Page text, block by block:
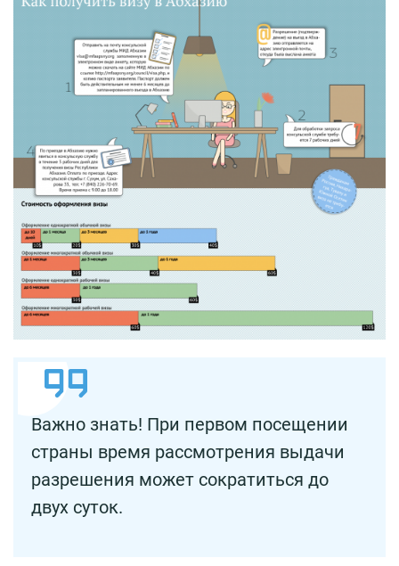
Важно знать! При первом посещении
страны время рассмотрения выдачи
разрешения может сократиться до
двух суток.